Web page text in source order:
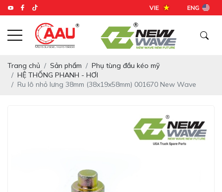
Trang chủ Sản phẩm
Phụ tùng đầu kéo mỹ
HỆ THỐNG PHANH - HƠI
Ru lô nhỏ lưng 38mm (38x19x58mm) 001670 New Wave